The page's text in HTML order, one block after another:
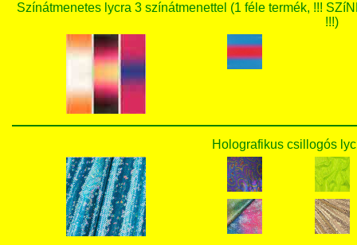
Színátmenetes lycra 3 színátmenettel (1 féle termék, !!!
!!!)
Holografikus csillogós